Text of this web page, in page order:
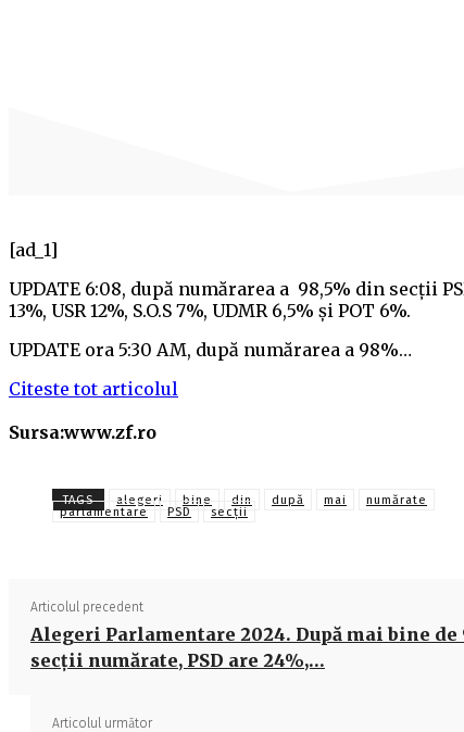
[ad_1]
UPDATE 6:08, după numărarea a 98,5% din secţii
13%, USR 12%, S.O.S 7%, UDMR 6,5% şi POT 6%.
UPDATE ora 5:30 AM, după numărarea a 98%…
Citeste tot articolul
Sursa:www.zf.ro
TAGS alegeri bine din după mai
numărate
parlamentare
PSD secţii
Articolul precedent
Alegeri Parlamentare 2024. După mai bine de
secţii numărate, PSD are 24%,…
Articolul următor